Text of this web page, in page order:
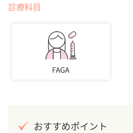
診療科目
おすすめポイント